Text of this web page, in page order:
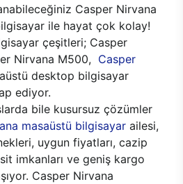
Casper Nirvana
ile hayat çok kolay!
çeşitleri; Casper
Nirvana M500, Casper
desktop bilgisayar
ediyor.
bile kusursuz çözümler
masaüstü bilgisayar ailesi,
uygun fiyatları, cazip
imkanları ve geniş kargo
Casper Nirvana